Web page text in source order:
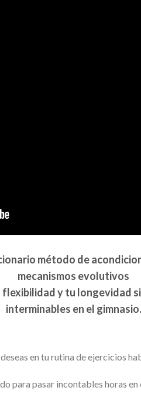
método de
mecanismos evolutivos
y tu longevidad
interminables en el gimnasio.
en tu rutina de ejercicios
para pasar incontables horas en